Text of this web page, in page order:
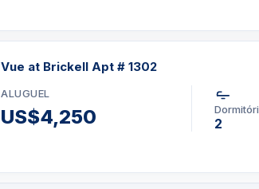
Vue at Brickell Apt # 1302
ALUGUEL
US$4,250 2